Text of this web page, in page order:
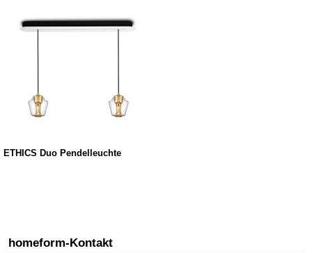
ETHICS Duo Pendelleuchte
homeform-Kontakt